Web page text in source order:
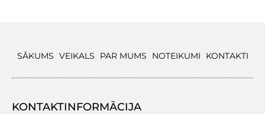
SĀKUMS VEIKALS PAR MUMS NOTEIKUMI KONTAKTI
KONTAKTINFORMĀCIJA